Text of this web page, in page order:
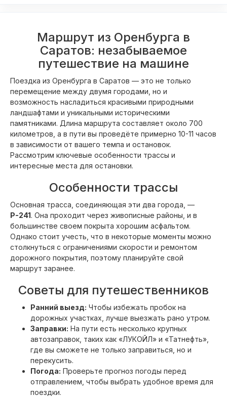
Маршрут из Оренбурга в
Саратов: незабываемое
путешествие на машине
Поездка из Оренбурга в Саратов — это не только
перемещение между двумя городами, но и
возможность насладиться красивыми природными
ландшафтами и уникальными историческими
памятниками. Длина маршрута составляет около 700
километров, а в пути вы проведёте примерно 10-11 часов
в зависимости от вашего темпа и остановок.
Рассмотрим ключевые особенности трассы и
интересные места для остановки.
Особенности трассы
Основная трасса, соединяющая эти два города, —
Р-241. Она проходит через живописные районы, и в
большинстве своем покрыта хорошим асфальтом.
Однако стоит учесть, что в некоторые моменты можно
столкнуться с ограничениями скорости и ремонтом
дорожного покрытия, поэтому планируйте свой
маршрут заранее.
Советы для путешественников
Ранний выезд: Чтобы избежать пробок на
дорожных участках, лучше выезжать рано утром.
Заправки: На пути есть несколько крупных
автозаправок, таких как «ЛУКОЙЛ» и «Татнефть»,
где вы сможете не только заправиться, но и
перекусить.
Погода: Проверьте прогноз погоды перед
отправлением, чтобы выбрать удобное время для
поездки.